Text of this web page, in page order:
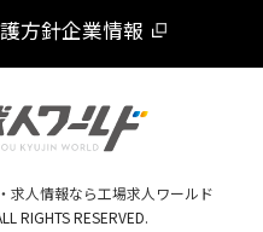
方針企業情報
求人情報なら工場求人ワールド
RIGHTS RESERVED.